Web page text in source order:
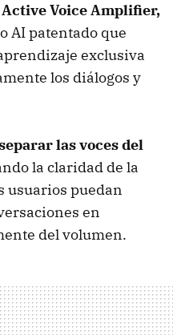
Active Voice Amplifier,
AI patentado que
exclusiva
los diálogos y
las voces del
la claridad de la
usuarios puedan
en
del volumen.